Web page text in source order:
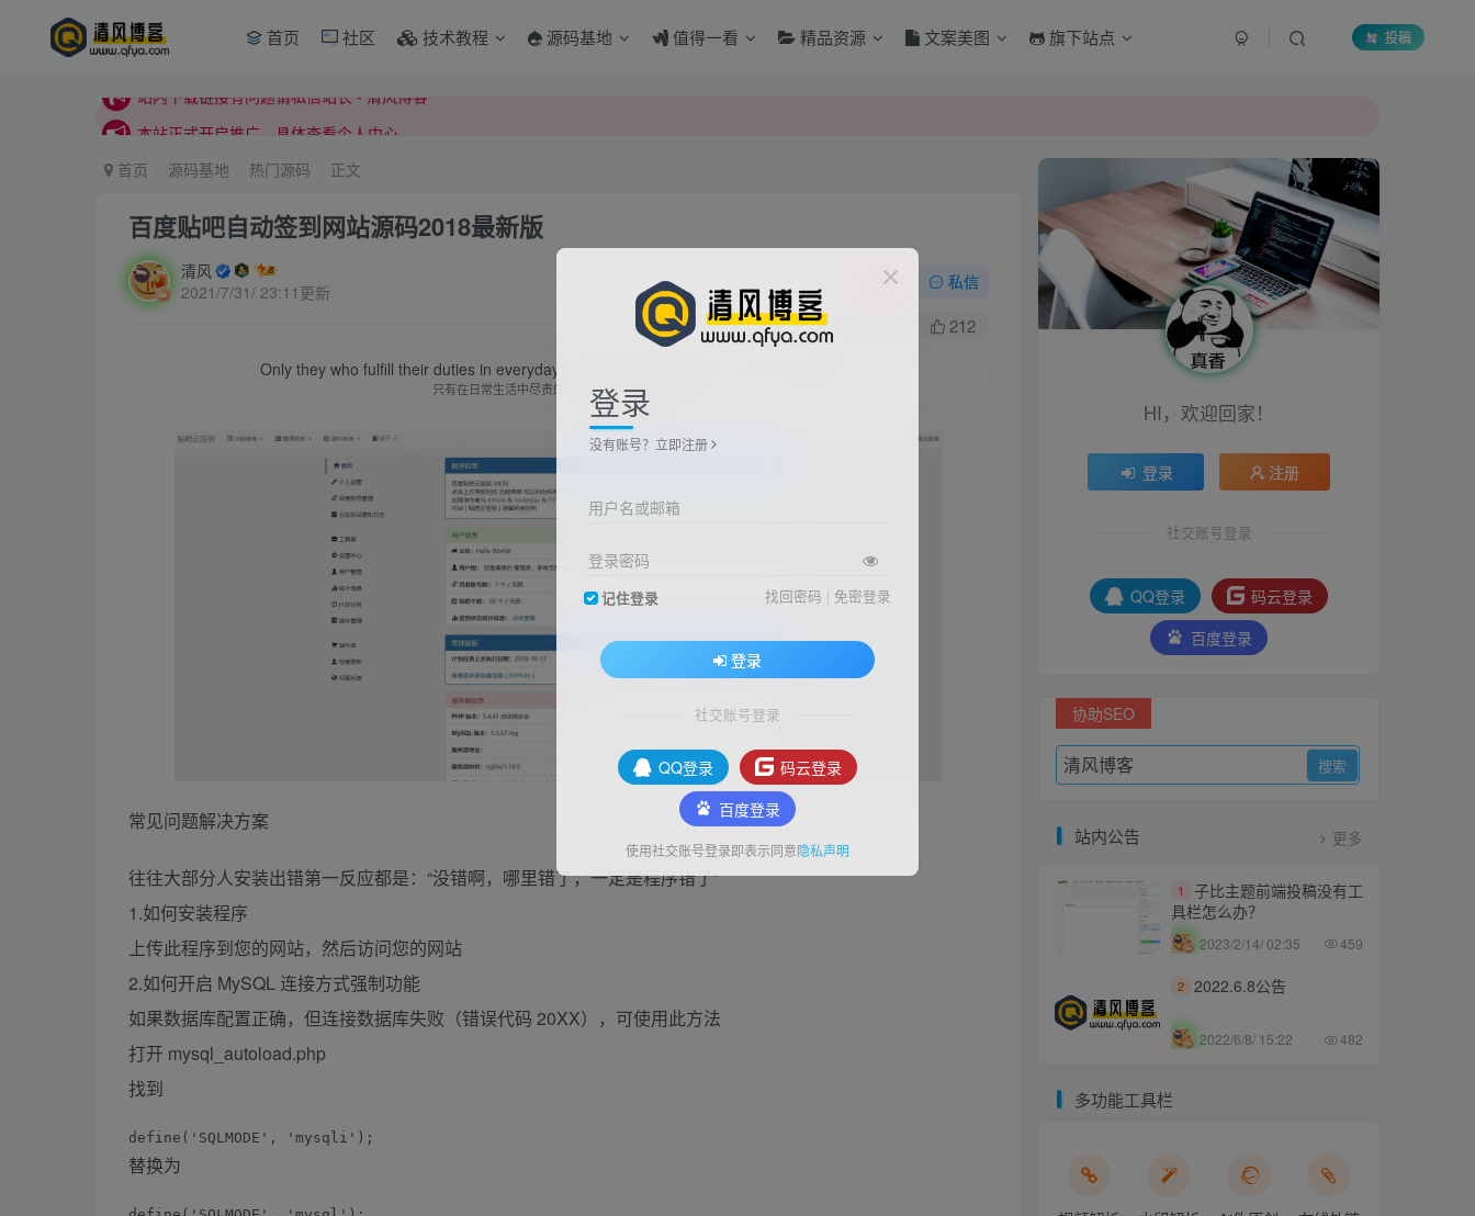
首页 社区 技术教程 源码基地 值得一看 精品资源 文案美图 旗下站点 投稿
本站正式开启推广，具体查看个人中心。
首页 源码基地 热门源码 正文
百度贴吧自动签到网站源码2018最新版
清风
2021/7/31/ 23:11更新
关注 私信
212
Only they who fulfill their duties in everyday matters will fulfill them on great occasions.
只有在日常生活中尽责的人才会在重大时刻尽责
常见问题解决方案
往往大部分人安装出错第一反应都是：“没错啊，哪里错了，一定是程序错了”
1.如何安装程序
上传此程序到您的网站，然后访问您的网站
2.如何开启 MySQL 连接方式强制功能
如果数据库配置正确，但连接数据库失败（错误代码 20XX），可使用此方法
打开 mysql_autoload.php
找到
define('SQLMODE', 'mysqli');
替换为
HI，欢迎回家！
登录 注册
社交账号登录
QQ登录
码云登录
百度登录
协助SEO
站内公告 更多
1
子比主题前端投稿没有工
具栏怎么办？
2023/2/14/ 02:35 459
2 2022.6.8公告
2022/6/8/ 15:22 482
多功能工具栏
登录
没有账号？立即注册
用户名或邮箱
登录密码
记住登录 找回密码 | 免密登录
登录
社交账号登录
QQ登录
码云登录
百度登录
使用社交账号登录即表示同意隐私声明